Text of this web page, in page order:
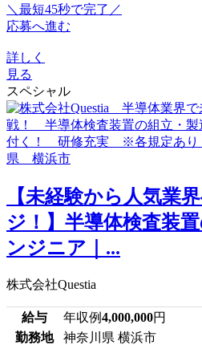
＼最短45秒で完了／
応募へ進む
詳しく
見る
スペシャル
【未経験から人気業
ジ！】半導体検査装
ンジニア｜...
株式会社Questia
給与 年収例4,000,000円
勤務地
神奈川県 横浜市